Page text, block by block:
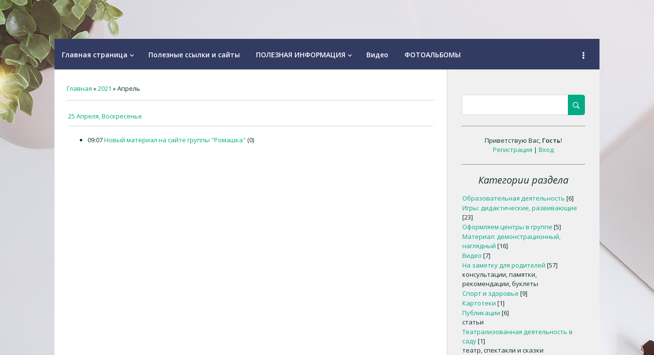
Главная страница keyboard_arrow_down Полезные ссылки и сайты ПОЛЕЗНАЯ ИНФОРМАЦИЯ keyboard_arrow_down Видео ФОТОАЛЬБОМЫ
Главная »2021 »Апрель
25 Апреля, Воскресенье
09:07Новый материал на сайте группы "Ромашка" (0) Приветствую Вас, Гость!
Регистрация |Вход
Категории раздела
Образовательная деятельность [6]
Игры: дидактические, развивающие
[23]
Оформляем центры в группе [5]
Материал: демонстрационный,
наглядный [16]
Видео [7]
На заметку для родителей [57]
консультации, памятки,
рекомендации, буклеты
Спорт и здоровье [9]
Картотеки [1]
Публикации [6]
статьи
Театрализованная деятельность в
саду[1]
театр, спектакли и сказки